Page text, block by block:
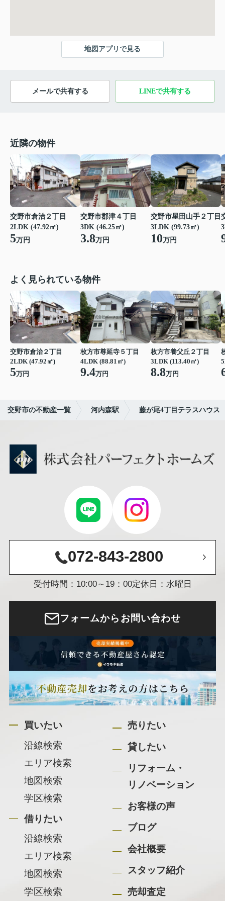
地図アプリで見る
メールで共有する LINEで共有する
近隣の物件
交野市倉治２丁目
2LDK (47.92㎡)
5万円
交野市郡津４丁目
3DK (46.25㎡)
3.8万円
交野市星田山手２丁目
3LDK (99.73㎡)
10万円
よく見られている物件
交野市倉治２丁目
2LDK (47.92㎡)
5万円
枚方市尊延寺５丁目
4LDK (88.81㎡)
9.4万円
枚方市養父丘２丁目
3LDK (113.40㎡)
8.8万円
交野市の不動産一覧 河内森駅 藤が尾4丁目テラスハウス
072-843-2800
受付時間：10:00～19：00定休日：水曜日
フォームからお問い合わせ
買いたい
沿線検索
エリア検索
地図検索
学区検索
借りたい
沿線検索
エリア検索
地図検索
学区検索
売りたい
貸したい
リフォーム・
リノベーション
お客様の声
ブログ
会社概要
スタッフ紹介
売却査定